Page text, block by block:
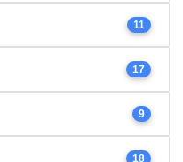
11
17
9
18